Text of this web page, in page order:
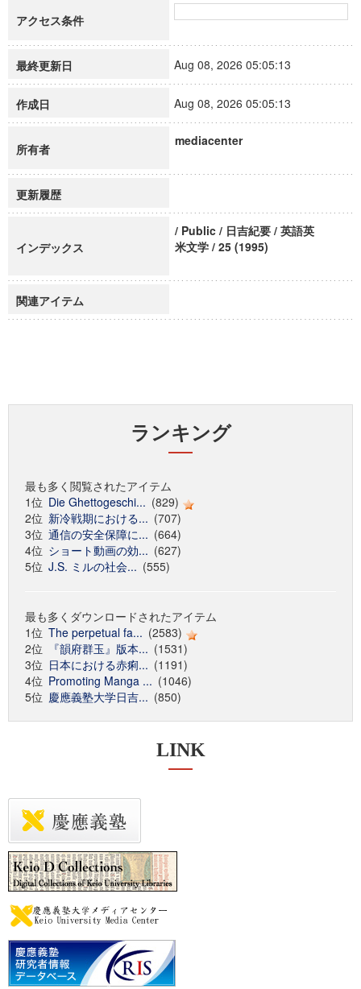
アクセス条件
最終更新日 Aug 08, 2026 05:05:13
作成日 Aug 08, 2026 05:05:13
所有者
mediacenter
更新履歴
インデックス
/ Public / 日吉紀要 / 英語英
米文学 / 25 (1995)
関連アイテム
ランキング
最も多く閲覧されたアイテム
1位 Die Ghettogeschi... (829)
2位 新冷戦期における... (707)
3位 通信の安全保障に... (664)
4位 ショート動画の効... (627)
5位 J.S. ミルの社会... (555)
最も多くダウンロードされたアイテム
1位 The perpetual fa... (2583)
2位
『韻府群玉』版本... (1531)
3位 日本における赤痢... (1191)
4位 Promoting Manga ... (1046)
5位 慶應義塾大学日吉... (850)
LINK